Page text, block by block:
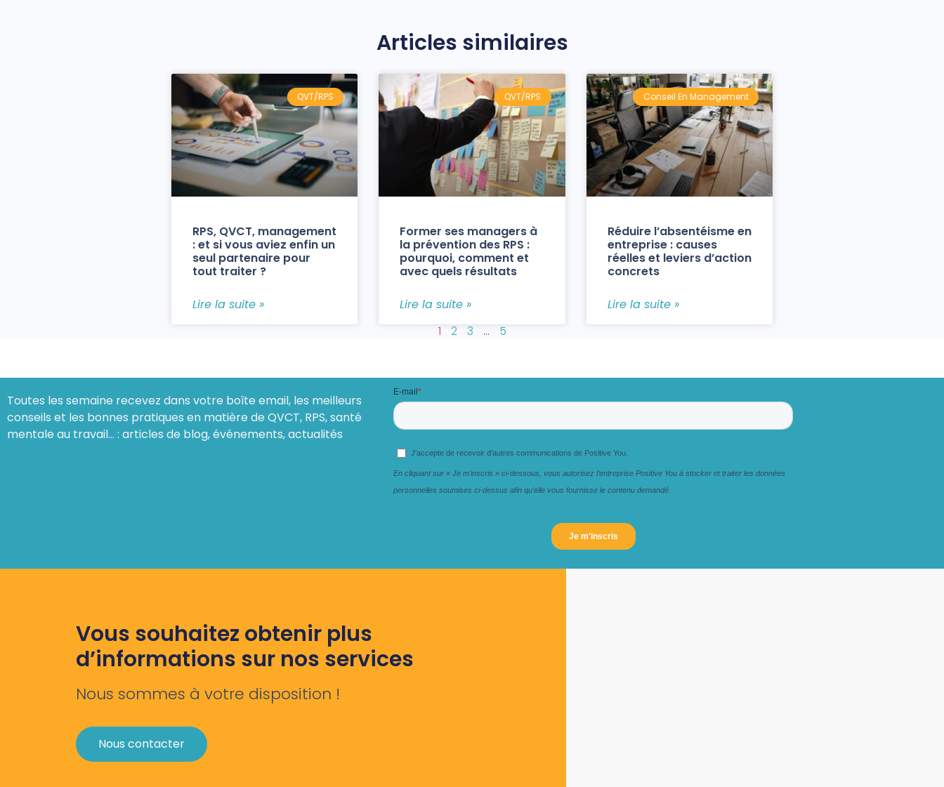
Articles similaires
QVT/RPS
RPS, QVCT, management
: et si vous aviez enfin un
seul partenaire pour
tout traiter ?
Lire la suite »
QVT/RPS
Former ses managers à
la prévention des RPS :
pourquoi, comment et
avec quels résultats
Lire la suite »
Conseil En Management
Réduire l’absentéisme en
entreprise : causes
réelles et leviers d’action
concrets
Lire la suite »
1
2 3 … 5
Toutes les semaine recevez dans votre boîte email, les meilleurs
conseils et les bonnes pratiques en matière de QVCT, RPS, santé
mentale au travail… : articles de blog, événements, actualités
Vous souhaitez obtenir plus
d’informations sur nos services
Nous sommes à votre disposition !
Nous contacter